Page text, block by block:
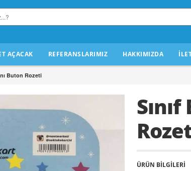
AÇACAK REFERANSLARIMIZ HAKKIMIZDA
Buton Rozeti
ÜRÜN BİLGİLERİ